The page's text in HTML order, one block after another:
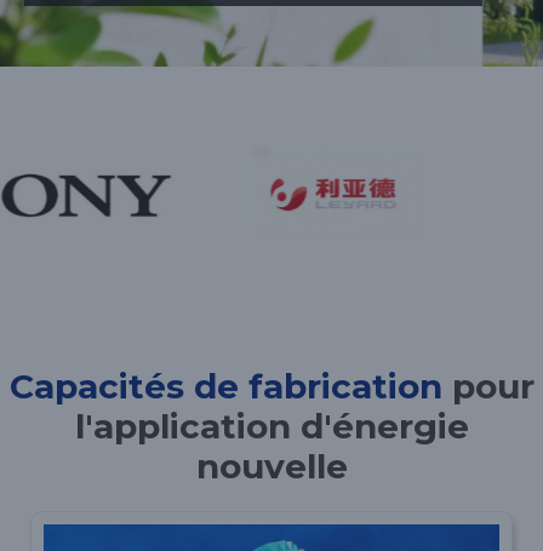
Capacités de fabrication pour
l'application d'énergie
nouvelle